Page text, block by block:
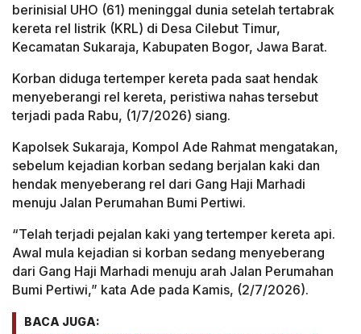
berinisial UHO (61) meninggal dunia setelah tertabrak
kereta rel listrik (KRL) di Desa Cilebut Timur,
Kecamatan Sukaraja, Kabupaten Bogor, Jawa Barat.
Korban diduga tertemper kereta pada saat hendak
menyeberangi rel kereta, peristiwa nahas tersebut
terjadi pada Rabu, (1/7/2026) siang.
Kapolsek Sukaraja, Kompol Ade Rahmat mengatakan,
sebelum kejadian korban sedang berjalan kaki dan
hendak menyeberang rel dari Gang Haji Marhadi
menuju Jalan Perumahan Bumi Pertiwi.
“Telah terjadi pejalan kaki yang tertemper kereta api.
Awal mula kejadian si korban sedang menyeberang
dari Gang Haji Marhadi menuju arah Jalan Perumahan
Bumi Pertiwi,” kata Ade pada Kamis, (2/7/2026).
BACA JUGA: